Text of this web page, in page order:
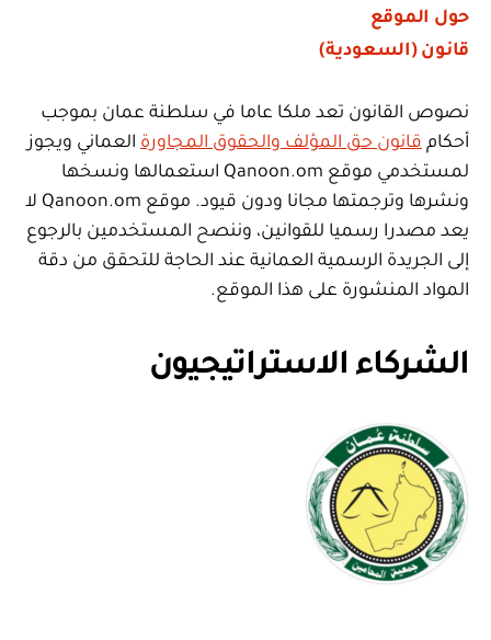
حول الموقع
قانون (السعودية)
نصوص القانون تعد ملكا عاما في سلطنة عمان بموجب
أحكام قانون حق المؤلف والحقوق المجاورة العماني ويجوز
لمستخدمي موقع Qanoon.om استعمالها ونسخها
ونشرها وترجمتها مجانا ودون قيود. موقع Qanoon.om لا
يعد مصدرا رسميا للقوانين، وننصح المستخدمين بالرجوع
إلى الجريدة الرسمية العمانية عند الحاجة للتحقق من دقة
المواد المنشورة على هذا الموقع.
الشركاء الاستراتيجيون